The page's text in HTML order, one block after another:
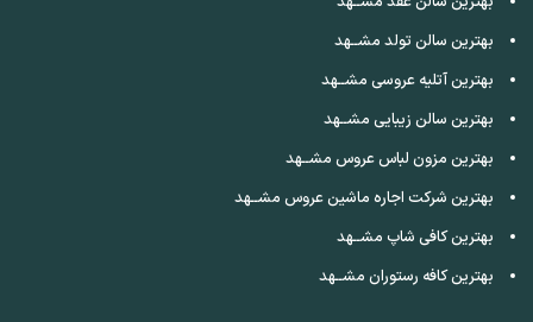
بهترین سالن تولد مشــهد
بهترین آتلیه عروسی مشــهد
بهترین سالن زیبایی مشــهد
بهترین مزون لباس عروس مشــهد
بهترین شرکت اجاره ماشین عروس مشــهد
بهترین کافی شاپ مشــهد
بهترین کافه رستوران مشــهد